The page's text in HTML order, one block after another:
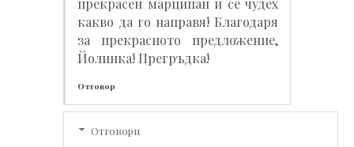
прекрасен марципан и се чудех
какво да го направя! Благодаря
за прекрасното предложение,
Йолинка! Прегръдка!
Отговор
Отговори